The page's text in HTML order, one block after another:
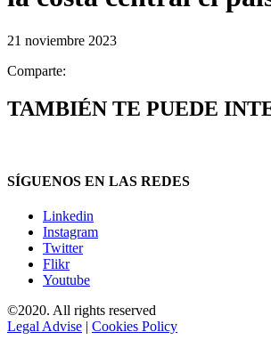
21 noviembre 2023
Comparte:
TAMBIÉN TE PUEDE
SÍGUENOS EN LAS REDES
Linkedin
Instagram
Twitter
Flikr
Youtube
©2020. All rights reserved
Legal Advise | Cookies Policy